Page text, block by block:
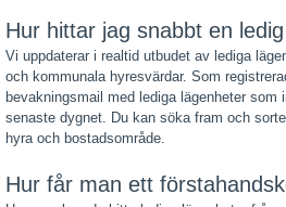
Hur hittar jag snabbt en
Vi uppdaterar i realtid utbudet av lediga
och kommunala hyresvärdar. Som
bevakningsmail med lediga lägenheter som
senaste dygnet. Du kan söka fram och
hyra och bostadsområde.
Hur får man ett